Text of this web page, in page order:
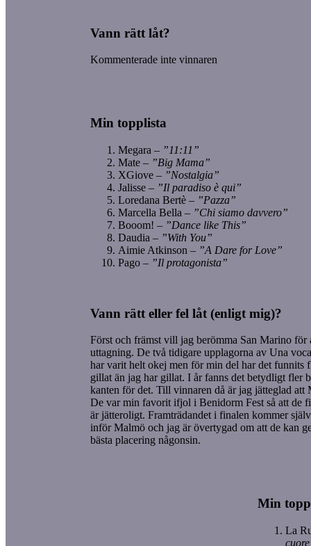
Vann rätt låt?
Kommenterade inte vinnaren
Min topplista
Megara – ”11:11”
Mate – ”Big Mama”
XGiove – ”Nostalgia”
Jalisse – ”Il paradiso è qui”
Loredana Bertè – ”Pazza”
Marcella Bella – ”Chi siamo davvero”
Booom! – ”Dance like This”
Daudia – ”With You”
Aimie Atkinson – ”A Dare for Love”
Pago – ”Il protagonista”
Vann rätt eller fel låt (enligt mig)?
Först och främst vill jag berömma San Marino
uttagning. De två tidigare upplagorna av Una
har varit helt okej men för min del har det funnits
gillat än jag har gillat. I år fanns det betydligt fler
kanten för det. Till vinnaren då är jag jätteglad att
De var min favorit ifjol i Benidorm Fest så att de
är jätteroligt. Framträdandet i finalen kommer
inför Malmö och jag är övertygad om att de kan
bästa placering någonsin.
Min
La